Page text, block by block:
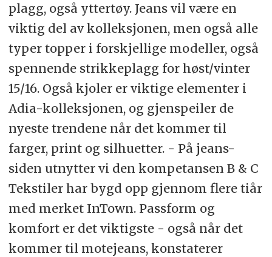
plagg, også yttertøy. Jeans vil være en
viktig del av kolleksjonen, men også alle
typer topper i forskjellige modeller, også
spennende strikkeplagg for høst/vinter
15/16. Også kjoler er viktige elementer i
Adia-kolleksjonen, og gjenspeiler de
nyeste trendene når det kommer til
farger, print og silhuetter. - På jeans-
siden utnytter vi den kompetansen B & C
Tekstiler har bygd opp gjennom flere tiår
med merket InTown. Passform og
komfort er det viktigste - også når det
kommer til motejeans, konstaterer